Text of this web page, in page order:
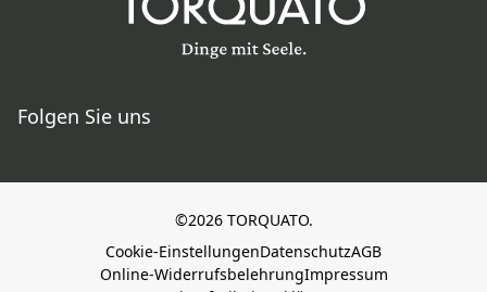
Folgen Sie uns
©2026 TORQUATO.
Cookie-EinstellungenDatenschutzAGB
Online-WiderrufsbelehrungImpressum